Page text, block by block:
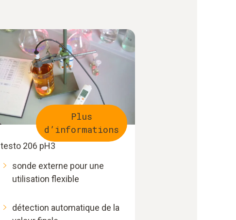
Plus
d’informations
testo 206 pH3
sonde externe pour une
utilisation flexible
détection automatique de la